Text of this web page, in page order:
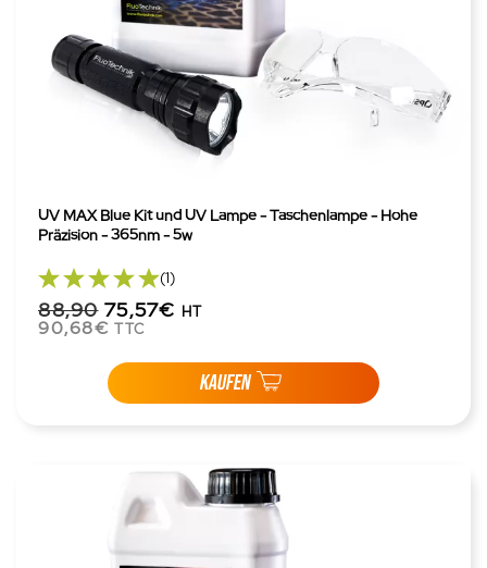
UV MAX Blue Kit und UV Lampe - Taschenlampe - Hohe
Präzision - 365nm - 5w
(1)
88,90 75,57€ HT
90,68€ TTC
KAUFEN